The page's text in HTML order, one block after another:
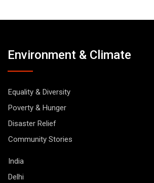
Environment & Climate
Equality & Diversity
Poverty & Hunger
Disaster Relief
Community Stories
India
Delhi